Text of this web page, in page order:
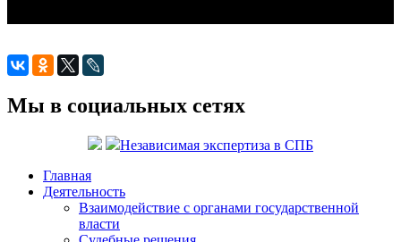
Мы в социальных сетях
Независимая экспертиза в СПБ
Главная
Деятельность
Взаимодействие с органами государственной
власти